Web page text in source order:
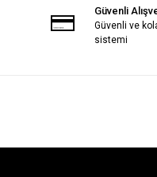
Güvenli
Güvenli ve
sistemi